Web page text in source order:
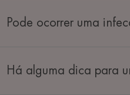
Pode ocorrer uma
Há alguma dica para